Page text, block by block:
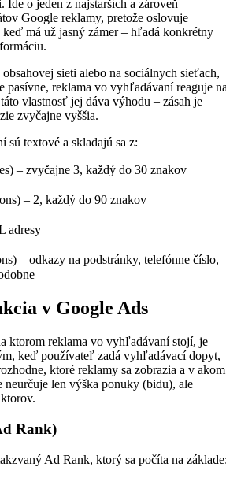
o jeden z najstarších a zároveň
Google reklamy, pretože oslovuje
má už jasný zámer – hľadá konkrétny
sieti alebo na sociálnych sieťach,
pasívne, reklama vo vyhľadávaní reaguje
vlastnosť jej dáva výhodu – zásah je
zvyčajne vyššia.
textové a skladajú sa z:
– zvyčajne 3, každý do 30 znakov
– 2, každý do 90 znakov
adresy
– odkazy na podstránky, telefónne číslo,
v Google Ads
ktorom reklama vo vyhľadávaní stojí, je
keď používateľ zadá vyhľadávací dopyt,
ktoré reklamy sa zobrazia a v akom
neurčuje len výška ponuky (bidu), ale
Rank)
Ad Rank, ktorý sa počíta na